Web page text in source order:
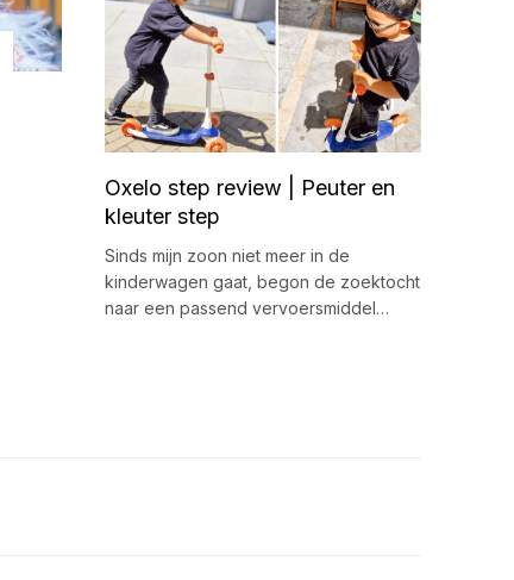
Oxelo step review | Peuter en
kleuter step
Sinds mijn zoon niet meer in de
kinderwagen gaat, begon de zoektocht
naar een passend vervoersmiddel…